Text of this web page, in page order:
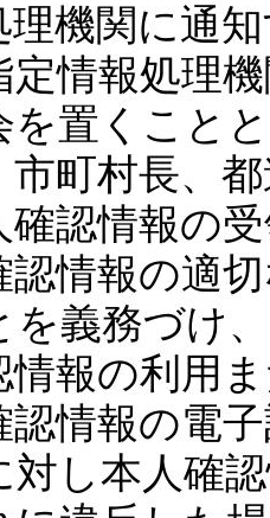
理機関に通
情報処理
を置くこと
町村長、
確認情報の
認情報の適
を義務づけ
情報の利用
認情報の電
対し本人確